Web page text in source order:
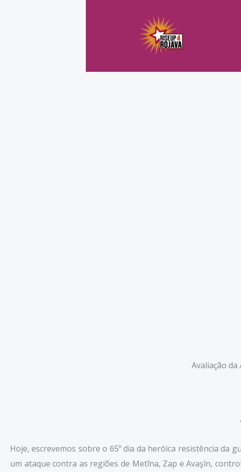
Avaliação
Hoje, escrevemos sobre o 65º dia da heróica resistência da
um ataque contra as regiões de Metîna, Zap e Avaşîn,